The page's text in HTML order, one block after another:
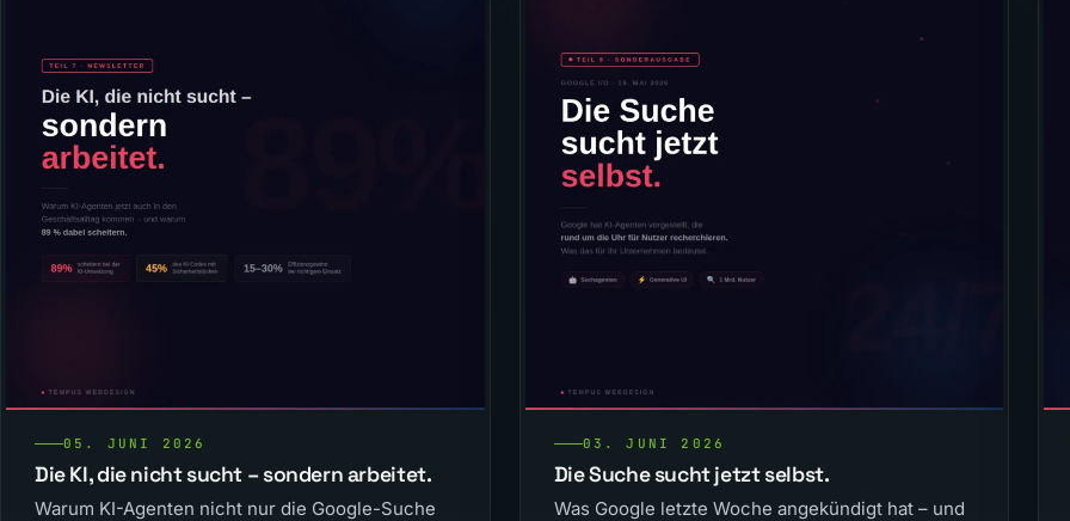
05. JUNI 2026
Die KI, die nicht sucht – sondern arbeitet.
Warum KI-Agenten nicht nur die Google-Suche
03. JUNI 2026
Die Suche sucht jetzt selbst.
Was Google letzte Woche angekündigt hat – und